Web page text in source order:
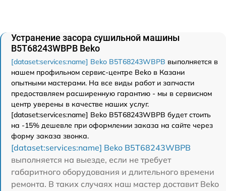
Устранение засора сушильной машины
B5T68243WBPB Beko
[dataset:services:name] Beko B5T68243WBPB выполняется в
нашем профильном сервис-центре Beko в Казани
опытными мастерами. На все виды работ и запчасти
предоставляем расширенную гарантию - мы в сервисном
центр уверены в качестве наших услуг.
[dataset:services:name] Beko B5T68243WBPB будет стоить
на -15% дешевле при оформлении заказа на сайте через
форму заказа звонка.
[dataset:services:name] Beko B5T68243WBPB
выполняется на выезде, если не требует
габаритного оборудования и длительного времени
ремонта. В таких случаях наш мастер доставит Beko